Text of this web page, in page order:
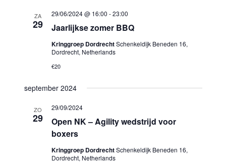
ZA
29 Jaarlijkse zomer BBQ
29/06/2024 @ 16:00 -23:00
Kringgroep DordrechtSchenkeldijk Beneden 16,
Dordrecht, Netherlands
€20
september 2024
ZO
29
Open NK – Agility wedstrijd voor
boxers
29/09/2024
Kringgroep DordrechtSchenkeldijk Beneden 16,
Dordrecht, Netherlands